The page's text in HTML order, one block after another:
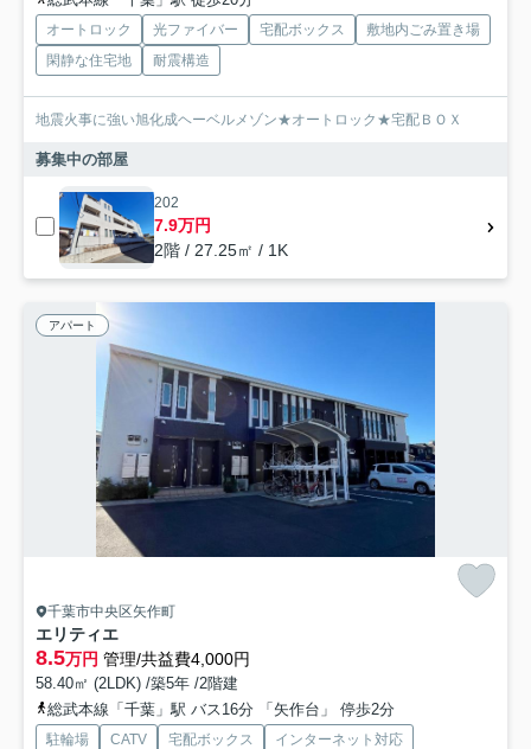
オートロック 光ファイバー 宅配ボックス
敷地内ごみ置き場
閑静な住宅地
耐震構造
地震火事に強い旭化成ヘーベルメゾン★オートロック★宅配ＢＯＸ
募集中の部屋
202
7.9万円
2階 / 27.25㎡ / 1K
アパート
千葉市中央区矢作町
エリティエ
8.5万円 管理/共益費4,000円
58.40㎡ (2LDK) /築5年 /2階建
総武本線「千葉」駅 バス16分 「矢作台」 停歩2分
駐輪場 CATV 宅配ボックス
インターネット対応